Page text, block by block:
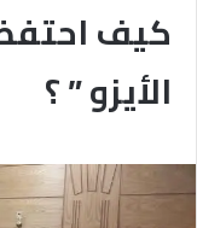
كيف
الأيزو ” ؟